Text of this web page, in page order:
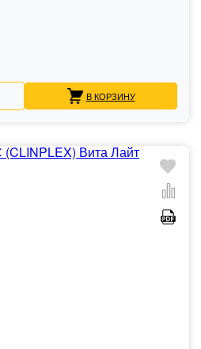
В КОРЗИНУ